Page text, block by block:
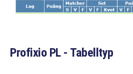
Profixio PL - Tabelltyp